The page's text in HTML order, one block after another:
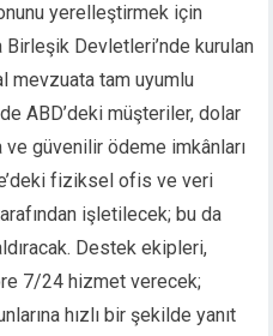
yerelleştirmek için
Birleşik Devletleri’nde kurulan
mevzuata tam uyumlu
ABD’deki müşteriler, dolar
güvenilir ödeme imkânları
fiziksel ofis ve veri
işletilecek; bu da
Destek ekipleri,
7/24 hizmet verecek;
hızlı bir şekilde yanıt